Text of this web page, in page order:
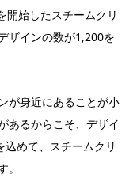
開始したスチームクリ
ザインの数が1,200を
が身近にあることが小
あるからこそ、デザイ
込めて、スチームクリ